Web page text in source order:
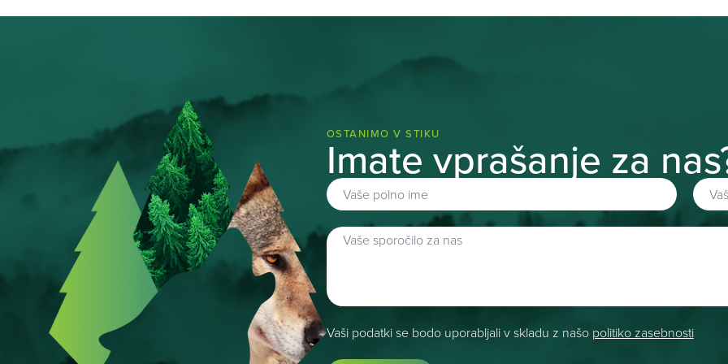
OSTANIMO V STIKU
Imate vprašanje za
Vaši podatki se bodo uporabljali v skladu z našo politiko zasebnosti